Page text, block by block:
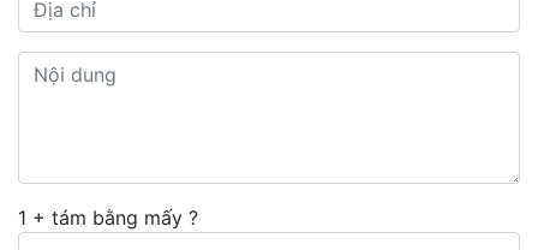
1 + tám bằng mấy ?